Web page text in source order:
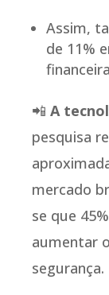
Assim,
de 11%
📲 A
pesquisa
mercado
se que
aumentar
segurança.